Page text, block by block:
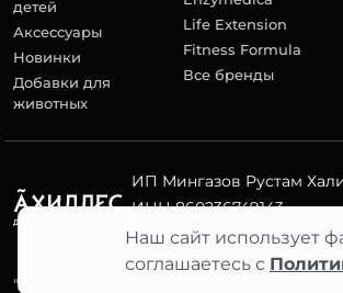
Наш сайт использует
соглашаетесь с
детей
Аксессуары
Новинки
Добавки для
животных
Life Extension
Fitness Formula
Все бренды
ИП Мингазов Рустам
ИНН 860236749143
ОГРНИП
"АХИЛЛЕС" 2012–2026 ©